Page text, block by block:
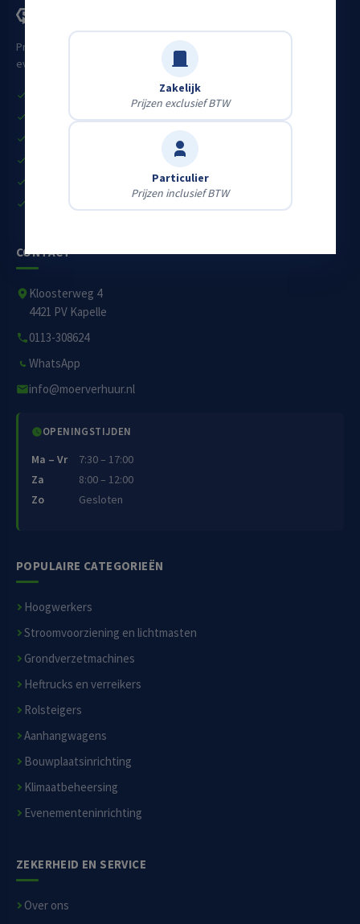
Professioneel materieel voor bouw, industrie, infra en
evenementen. Voor zakelijke én particuliere klanten.
Vandaag huren, vandaag aan de slag
Grote eigen voorraad
Gekeurd & startklaar materieel
Eerlijk advies door vakmensen
Particulier én zakelijk
CONTACT
Kloosterweg 4
4421 PV Kapelle
0113-308624
WhatsApp
info@moerverhuur.nl
OPENINGSTIJDEN
Ma – Vr
7:30 – 17:00
Za
8:00 – 12:00
Zo
Gesloten
POPULAIRE CATEGORIEËN
Hoogwerkers
Stroomvoorziening en lichtmasten
Grondverzetmachines
Heftrucks en verreikers
Rolsteigers
Aanhangwagens
Bouwplaatsinrichting
Klimaatbeheersing
Evenementeninrichting
ZEKERHEID EN SERVICE
Over ons
Zakelijk
Prijzen exclusief BTW
Particulier
Prijzen inclusief BTW